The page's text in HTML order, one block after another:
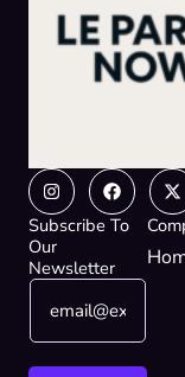
InstagramFacebook
Subscribe To
Our
Newsletter
E
a
i
E
a